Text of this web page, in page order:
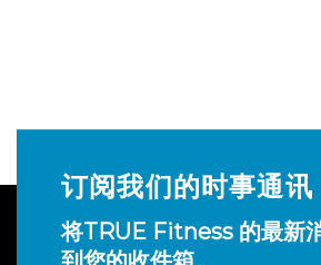
订阅我们的时事通讯
将TRUE Fitness 的最新